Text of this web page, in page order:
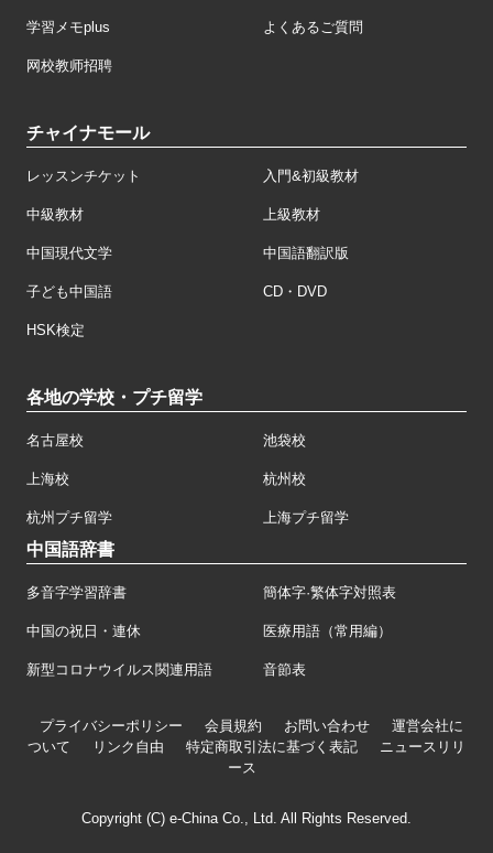
学習メモplus よくあるご質問
网校教师招聘
チャイナモール
レッスンチケット 入門&初級教材
中級教材 上級教材
中国現代文学 中国語翻訳版
子ども中国語 CD・DVD
HSK検定
各地の学校・プチ留学
名古屋校 池袋校
上海校 杭州校
杭州プチ留学 上海プチ留学
中国語辞書
多音字学習辞書 簡体字·繁体字対照表
中国の祝日・連休 医療用語（常用編）
新型コロナウイルス関連用語 音節表
プライバシーポリシー 会員規約 お問い合わせ
運営会社に
ついて
リンク自由 特定商取引法に基づく表記
ニュースリリ
ース
Copyright (C) e-China Co., Ltd. All Rights Reserved.